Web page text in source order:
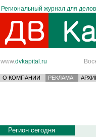
Региональный журнал для
www.dvkapital.ru
О КОМПАНИИ РЕКЛАМА
Регион сегодня